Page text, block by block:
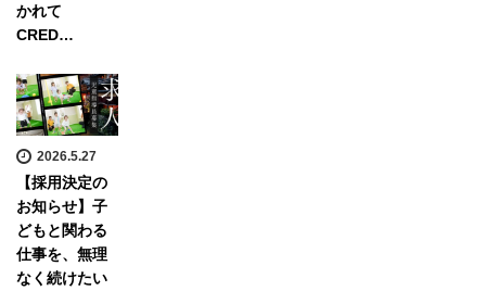
かれて
CRED…
2026.5.27
【採用決定の
お知らせ】子
どもと関わる
仕事を、無理
なく続けたい